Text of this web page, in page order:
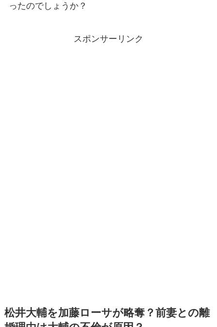
ったのでしょうか？
スポンサーリンク
松井大輔を加藤ローサが略奪？前妻との離